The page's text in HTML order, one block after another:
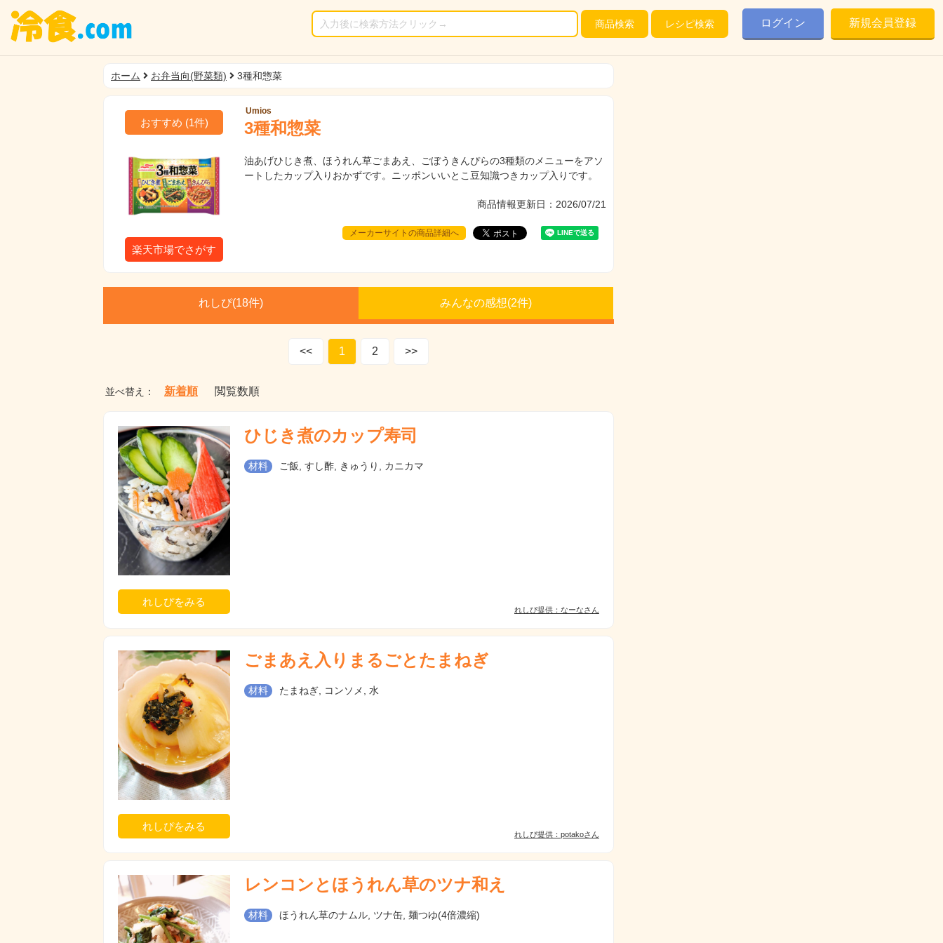
商品検索 レシピ検索 ログイン 新規会員登録
ホーム お弁当向(野菜類) 3種和惣菜
おすすめ (1件)
楽天市場でさがす
Umios
3種和惣菜
油あげひじき煮、ほうれん草ごまあえ、ごぼうきんぴらの3種類のメニューをアソ
ートしたカップ入りおかずです。ニッポンいいとこ豆知識つきカップ入りです。
商品情報更新日：2026/07/21
メーカーサイトの商品詳細へ
れしぴ(18件) みんなの感想(2件)
<< 1 2 >>
並べ替え： 新着順 閲覧数順
れしぴをみる
ひじき煮のカップ寿司
材料 ご飯, すし酢, きゅうり, カニカマ
れしぴ提供：なーなさん
れしぴをみる
ごまあえ入りまるごとたまねぎ
材料 たまねぎ, コンソメ, 水
れしぴ提供：potakoさん
レンコンとほうれん草のツナ和え
材料 ほうれん草のナムル, ツナ缶, 麺つゆ(4倍濃縮)